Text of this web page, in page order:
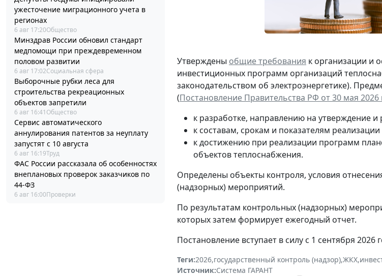
ужесточение миграционного учета в
регионах
6 авг 17:20Общество
Минздрав России обновил стандарт
медпомощи при преждевременном
половом развитии
6 авг 17:02Социальная сфера
Выборочные рубки леса для
строительства рекреационных
объектов запретили
6 авг 16:41 Общество
Сервис автоматического
аннулирования патентов за неуплату
запустят с 10 августа
6 авг 16:19Труд
ФАС России рассказала об особенностях
внеплановых проверок заказчиков по
44-ФЗ
6 авг 16:00Проверки
Утверждены общие требования к организации и
инвестиционных программ организаций
законодательством об электроэнергетике).
(Постановление Правительства РФ от 30 мая 2026
к разработке, направлению на утверждение
к составам, срокам и показателям
к достижению при реализации программ
объектов теплоснабжения.
Определены объекты контроля, условия
(надзорных) мероприятий.
По результатам контрольных (надзорных)
которых затем формирует ежегодный отчет.
Постановление вступает в силу с 1 сентября 2026
Теги:2026,государственный контроль (надзор),ЖКХ,
Источник:Система ГАРАНТ